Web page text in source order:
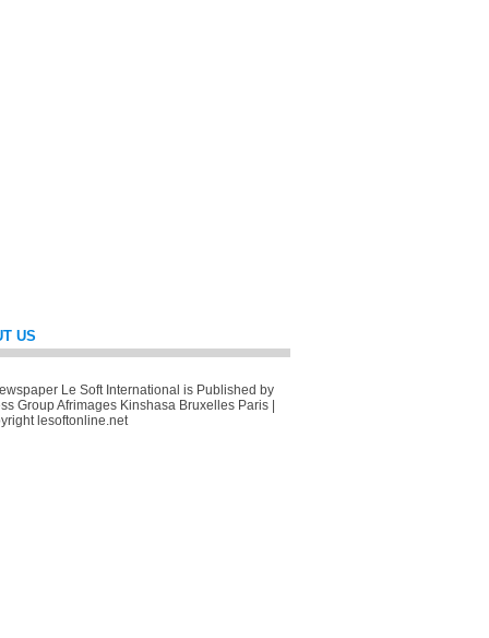
US
Le Soft International is Published by
Group Afrimages Kinshasa Bruxelles Paris |
lesoftonline.net